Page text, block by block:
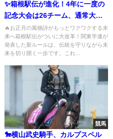
✨箱根駅伝が進化！4年に一度の
記念大会は26チーム、通常大会
も24チームへ
🔥お正月の風物詩がもっとワクワクする未
来へ箱根駅伝がついに大改革！関東学連が
発表した新ルールは、伝統を守りながら未
来を切り開く一歩です。これ...
競馬
🐎横山武史騎手、カルプスペル